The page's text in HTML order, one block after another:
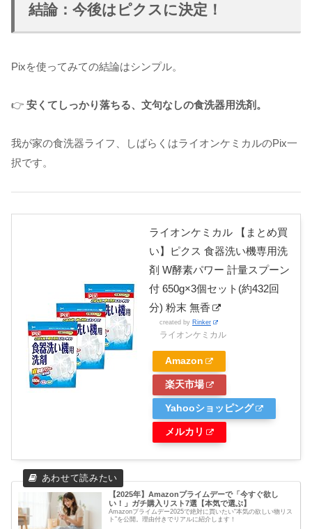
結論：今後はピクスに決定！
Pixを使ってみての結論はシンプル。
👉 安くてしっかり落ちる、文句なしの食洗器用洗剤。
我が家の食洗器ライフ、しばらくはライオンケミカルのPix一
択です。
ライオンケミカル 【まとめ買
い】ピクス 食器洗い機専用洗
剤 W酵素パワー 計量スプーン
付 650g×3個セット(約432回
分) 粉末 無香
created by Rinker
ライオンケミカル
Amazon
楽天市場
Yahooショッピング
メルカリ
【2025年】Amazonプライムデーで「今すぐ欲し
い！」ガチ購入リスト7選【本気で選ぶ】
Amazonプライムデー2025で絶対に買いたい“本気の欲しい物リス
ト”を公開。理由付きでリアルに紹介します！